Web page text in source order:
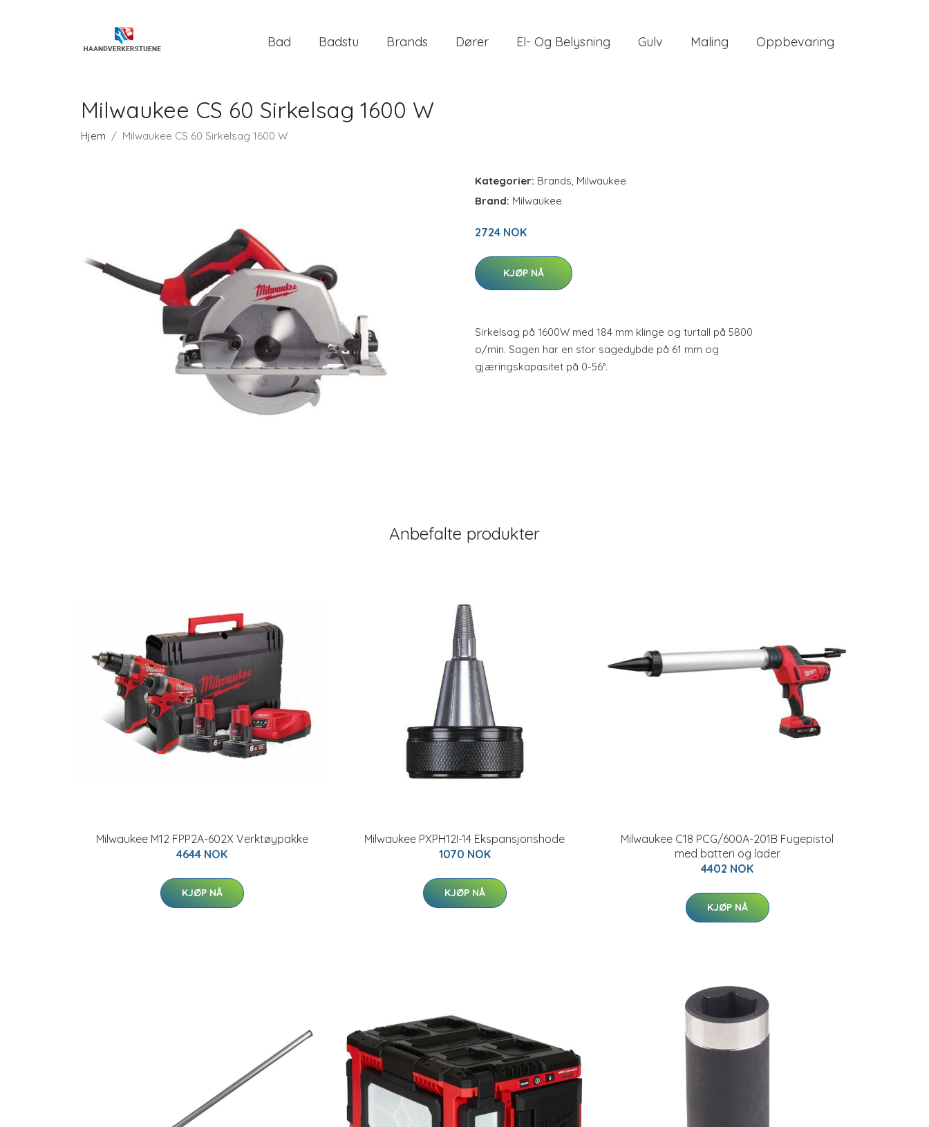
Bad Badstu Brands Dører El- Og Belysning Gulv Maling Oppbevaring
Milwaukee CS 60 Sirkelsag 1600 W
Hjem Milwaukee CS 60 Sirkelsag 1600 W
Kategorier: Brands, Milwaukee
Brand: Milwaukee
2724 NOK
KJØP NÅ
Sirkelsag på 1600W med 184 mm klinge og turtall på 5800
o/min. Sagen har en stor sagedybde på 61 mm og
gjæringskapasitet på 0-56°.
Anbefalte produkter
Milwaukee M12 FPP2A-602X Verktøypakke
4644 NOK
KJØP NÅ
Milwaukee PXPH12I-14 Ekspansjonshode
1070 NOK
KJØP NÅ
Milwaukee C18 PCG/600A-201B Fugepistol
med batteri og lader
4402 NOK
KJØP NÅ